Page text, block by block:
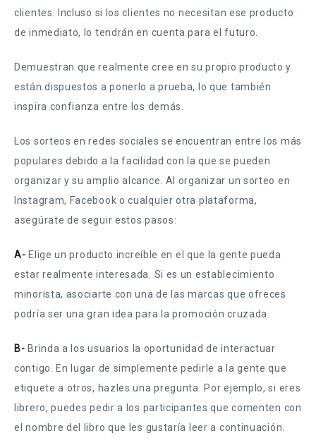
clientes. Incluso si los clientes no necesitan ese producto
de inmediato, lo tendrán en cuenta para el futuro.
Demuestran que realmente cree en su propio producto y
están dispuestos a ponerlo a prueba, lo que también
inspira confianza entre los demás.
Los sorteos en redes sociales se encuentran entre los más
populares debido a la facilidad con la que se pueden
organizar y su amplio alcance. Al organizar un sorteo en
Instagram, Facebook o cualquier otra plataforma,
asegúrate de seguir estos pasos:
A- Elige un producto increíble en el que la gente pueda
estar realmente interesada. Si es un establecimiento
minorista, asociarte con una de las marcas que ofreces
podría ser una gran idea para la promoción cruzada.
B- Brinda a los usuarios la oportunidad de interactuar
contigo. En lugar de simplemente pedirle a la gente que
etiquete a otros, hazles una pregunta. Por ejemplo, si eres
librero, puedes pedir a los participantes que comenten con
el nombre del libro que les gustaría leer a continuación.